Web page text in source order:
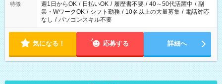
特徴 週1日からOK / 日払いOK / 履歴書不要 / 40～50代活躍中 / 副
業・WワークOK / シフト勤務 / 10名以上の大量募集 / 電話対応
なし / パソコンスキル不要
気になる！ 応募する 詳細へ